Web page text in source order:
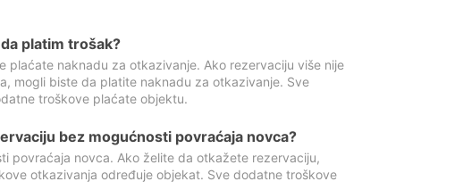
platim trošak?
naknadu za otkazivanje. Ako rezervaciju više nije
mogli biste da platite naknadu za otkazivanje. Sve
troškove plaćate objektu.
bez mogućnosti povraćaja novca?
povraćaja novca. Ako želite da otkažete rezervaciju,
otkazivanja određuje objekat. Sve dodatne troškove